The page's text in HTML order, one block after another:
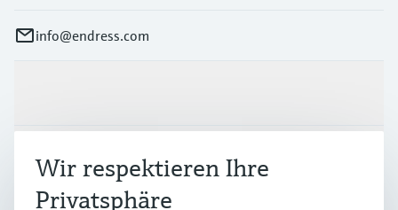
info@endress.com
Branchen
Wir respektieren Ihre
Privatsphäre